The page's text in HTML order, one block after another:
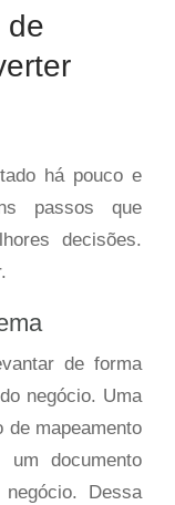
de
há pouco e
passos que
decisões.
de forma
negócio. Uma
de mapeamento
documento
Dessa